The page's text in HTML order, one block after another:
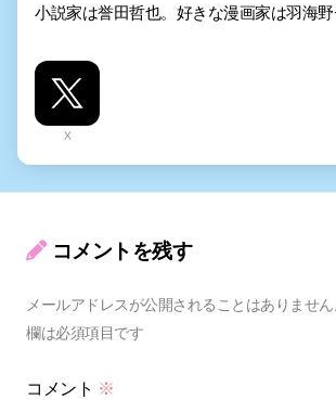
小説家は誉田哲也。好きな漫画家は羽海野
X
コメントを残す
メールアドレスが公開されることはありません
欄は必須項目です
コメント ※